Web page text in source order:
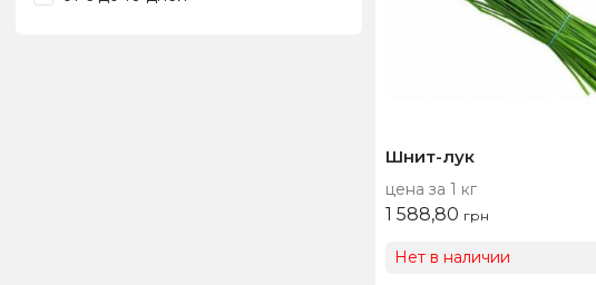
Шнит-лук
цена за 1 кг
1 588,80 грн
Нет в наличии